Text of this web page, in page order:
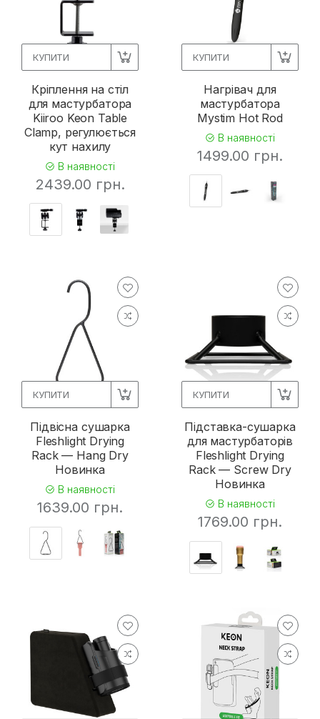
КУПИТИ
Кріплення на стіл
для мастурбатора
Kiiroo Keon Table
Clamp, регулюється
кут нахилу
В наявності
2439.00 грн.
КУПИТИ
Нагрівач для
мастурбатора
Mystim Hot Rod
В наявності
1499.00 грн.
КУПИТИ
Підвісна сушарка
Fleshlight Drying
Rack — Hang Dry
Новинка
В наявності
1639.00 грн.
КУПИТИ
Підставка-сушарка
для мастурбаторів
Fleshlight Drying
Rack — Screw Dry
Новинка
В наявності
1769.00 грн.